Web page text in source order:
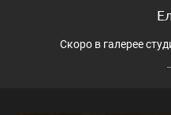
Скоро в галерее